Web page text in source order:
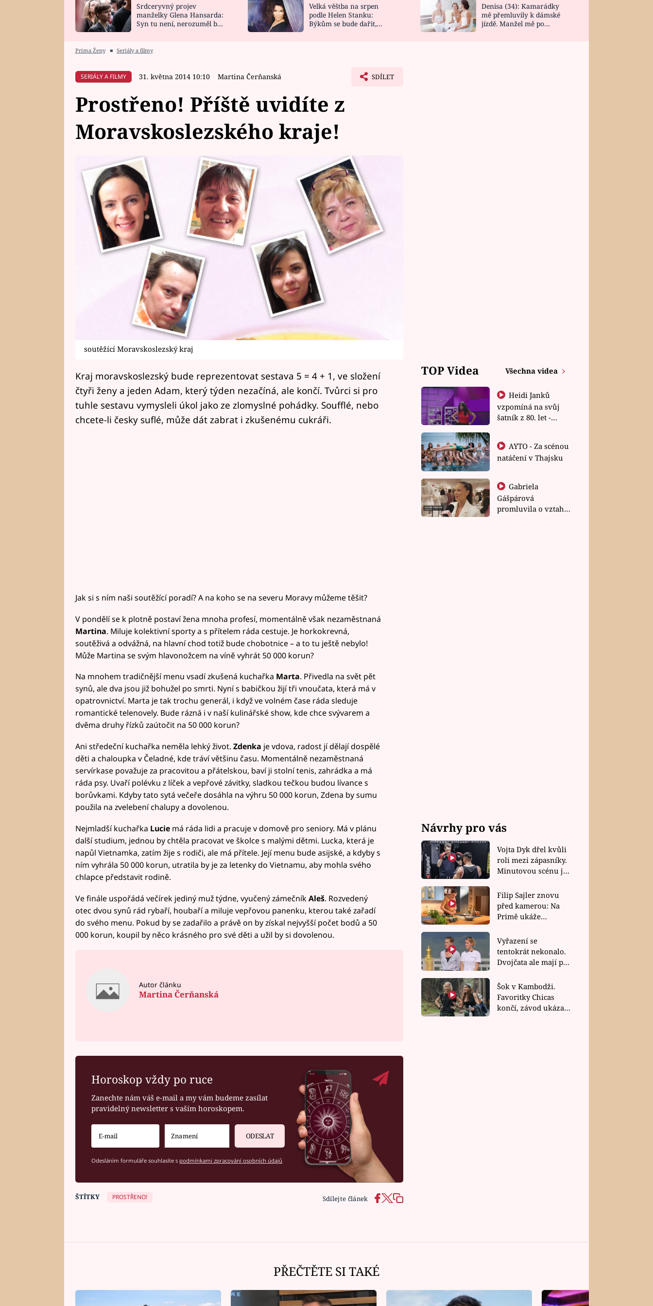
HOROSKOP NA
CELEBRITY
VAŘENÍ
NOVINKY
VIDEORECEPTY
DESIGN
Srdceryvný projev
manželky Glena Hansarda:
Syn tu není, nerozuměl by
Velká věštba na srpen
podle Helen Stanku:
Býkům se bude dařit,
Denisa (34): Kamarádky
mě přemluvily k dámské
jízdě. Manžel mě po
Prima Ženy ■ Seriály a filmy
SERIÁLY A FILMY 31. května 2014 10:10 Martina Čerňanská SDÍLET
Prostřeno! Příště uvidíte z
Moravskoslezského kraje!
soutěžící Moravskoslezský kraj
Kraj moravskoslezský bude reprezentovat sestava 5 = 4 + 1, ve složení
čtyři ženy a jeden Adam, který týden nezačíná, ale končí. Tvůrci si pro
tuhle sestavu vymysleli úkol jako ze zlomyslné pohádky. Soufflé, nebo
chcete-li česky suflé, může dát zabrat i zkušenému cukráři.
Jak si s ním naši soutěžící poradí? A na koho se na severu Moravy můžeme těšit?
V pondělí se k plotně postaví žena mnoha profesí, momentálně však nezaměstnaná
Martina. Miluje kolektivní sporty a s přítelem ráda cestuje. Je horkokrevná,
soutěživá a odvážná, na hlavní chod totiž bude chobotnice – a to tu ještě nebylo!
Může Martina se svým hlavonožcem na víně vyhrát 50 000 korun?
Na mnohem tradičnější menu vsadí zkušená kuchařka Marta. Přivedla na svět pět
synů, ale dva jsou již bohužel po smrti. Nyní s babičkou žijí tři vnoučata, která má v
opatrovnictví. Marta je tak trochu generál, i když ve volném čase ráda sleduje
romantické telenovely. Bude rázná i v naší kulinářské show, kde chce svývarem a
dvěma druhy řízků zaútočit na 50 000 korun?
Ani středeční kuchařka neměla lehký život. Zdenka je vdova, radost jí dělají dospělé
děti a chaloupka v Čeladné, kde tráví většinu času. Momentálně nezaměstnaná
servírkase považuje za pracovitou a přátelskou, baví ji stolní tenis, zahrádka a má
ráda psy. Uvaří polévku z líček a vepřové závitky, sladkou tečkou budou lívance s
borůvkami. Kdyby tato sytá večeře dosáhla na výhru 50 000 korun, Zdena by sumu
použila na zvelebení chalupy a dovolenou.
Nejmladší kuchařka Luciemá ráda lidi a pracuje v domově pro seniory. Má v plánu
další studium, jednou by chtěla pracovat ve školce s malými dětmi. Lucka, která je
napůl Vietnamka, zatím žije s rodiči, ale má přítele. Její menu bude asijské, a kdyby s
ním vyhrála 50 000 korun, utratila by je za letenky do Vietnamu, aby mohla svého
chlapce představit rodině.
Ve finále uspořádá večírek jediný muž týdne, vyučený zámečník Aleš. Rozvedený
otec dvou synů rád rybaří, houbaří a miluje vepřovou panenku, kterou také zařadí
do svého menu. Pokud by se zadařilo a právě on by získal nejvyšší počet bodů a 50
000 korun, koupil by něco krásného pro své děti a užil by si dovolenou.
Autor článku
Martina Čerňanská
Horoskop vždy po ruce
Zanechte nám váš e-mail a my vám budeme zasílat
pravidelný newsletter s vaším horoskopem.
ODESLAT
Odesláním formuláře souhlasíte s podmínkami zpracování osobních údajů
Sdílejte článek
ŠTÍTKY PROSTŘENO!
TOP Videa Všechna videa
Heidi Janků
vzpomíná na svůj
šatník z 80. let -
natáčení v Thajsku
Gabriela
Gášpárová
promluvila o vztahu
Návrhy pro vás
Vojta Dyk dřel kvůli
roli mezi zápasníky.
Minutovou scénu jel
Filip Sajler znovu
před kamerou: Na
Primě ukáže
rychlé recepty
Vyřazení se
tentokrát nekonalo.
Dvojčata ale mají po
závodu nůž na krku
Šok v Kambodži.
Favoritky Chicas
končí, závod ukázal
PŘEČTĚTE SI TAKÉ